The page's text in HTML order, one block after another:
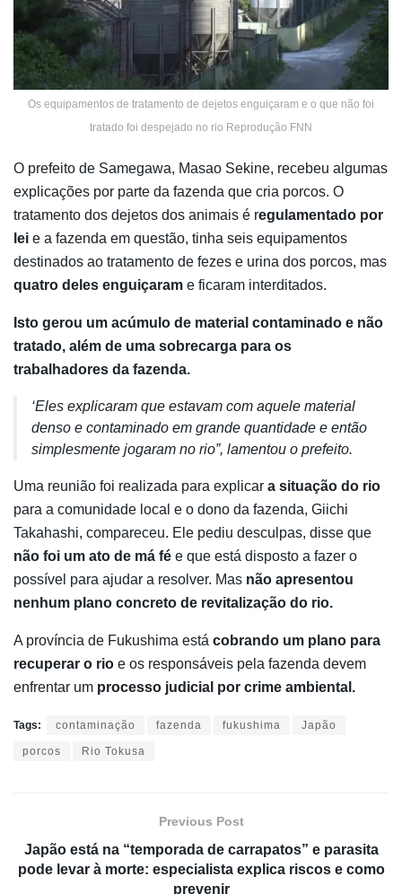
Os equipamentos de tratamento de dejetos enguiçaram e o que não foi
tratado foi despejado no rio Reprodução FNN
O prefeito de Samegawa, Masao Sekine, recebeu algumas
explicações por parte da fazenda que cria porcos. O
tratamento dos dejetos dos animais é regulamentado por
lei e a fazenda em questão, tinha seis equipamentos
destinados ao tratamento de fezes e urina dos porcos, mas
quatro deles enguiçaram e ficaram interditados.
Isto gerou um acúmulo de material contaminado e não
tratado, além de uma sobrecarga para os
trabalhadores da fazenda.
‘Eles explicaram que estavam com aquele material
denso e contaminado em grande quantidade e então
simplesmente jogaram no rio”, lamentou o prefeito.
Uma reunião foi realizada para explicar a situação do rio
para a comunidade local e o dono da fazenda, Giichi
Takahashi, compareceu. Ele pediu desculpas, disse que
não foi um ato de má fé e que está disposto a fazer o
possível para ajudar a resolver. Mas não apresentou
nenhum plano concreto de revitalização do rio.
A província de Fukushima está cobrando um plano para
recuperar o rio e os responsáveis pela fazenda devem
enfrentar um processo judicial por crime ambiental.
Tags: contaminação fazenda fukushima Japão
porcos Rio Tokusa
Previous Post
Japão está na “temporada de carrapatos” e parasita
pode levar à morte: especialista explica riscos e como
prevenir